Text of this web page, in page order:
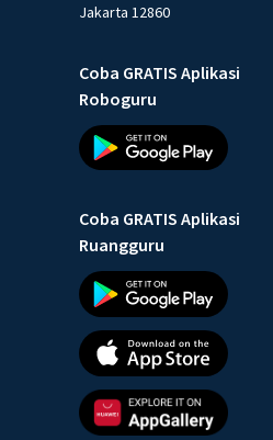
Jakarta 12860
Coba GRATIS Aplikasi
Roboguru
Coba GRATIS Aplikasi
Ruangguru